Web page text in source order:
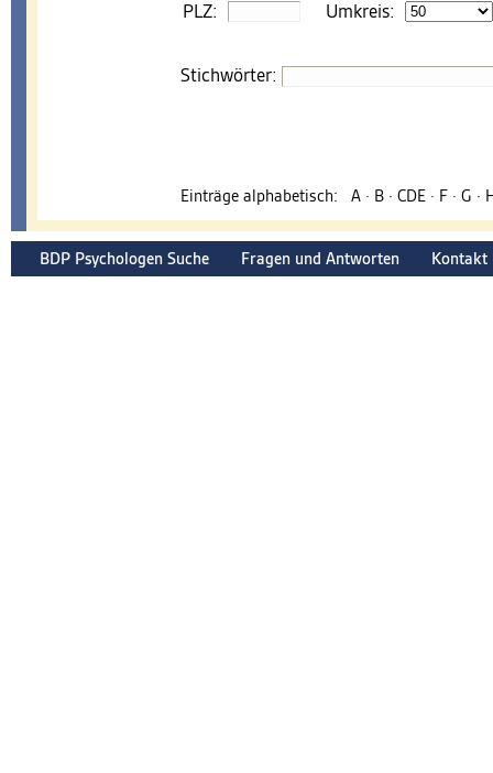
PLZ: Umkreis:
Stichwörter:
Einträge alphabetisch: A· B· CDE· F· G ·
BDP Psychologen Suche Fragen und Antworten Kontakt